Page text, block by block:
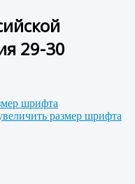
29-30
шрифта
размер шрифта